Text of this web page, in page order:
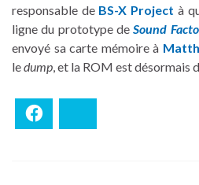
responsable de BS-X Project à
ligne du prototype deSound
envoyé sa carte mémoire à
ledump, et la ROM est désormais